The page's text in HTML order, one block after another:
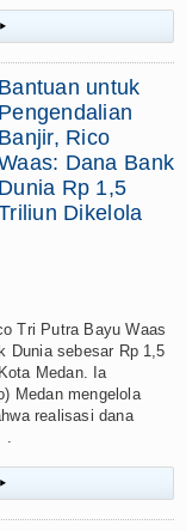
▸
Bantuan untuk
Pengendalian
Banjir, Rico
Dana Bank
Dunia Rp 1,5
Dikelola
Tri Putra Bayu Waas
Dunia sebesar Rp 1,5
Medan. Ia
Medan mengelola
realisasi dana
.
▸